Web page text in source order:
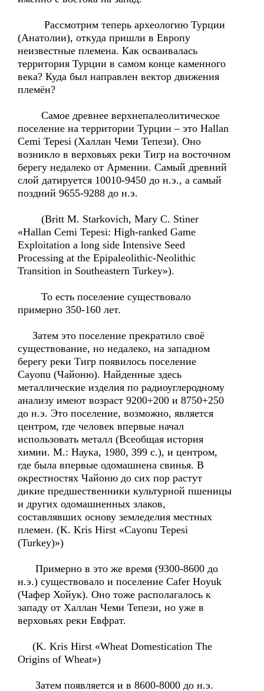
Рассмотрим теперь археологию Турции
(Анатолии), откуда пришли в Европу
неизвестные племена. Как осваивалась
территория Турции в самом конце каменного
века? Куда был направлен вектор движения
племён?
Самое древнее верхнепалеолитическое
поселение на территории Турции – это Hallan
Сemi Tepesi (Халлан Чеми Тепези). Оно
возникло в верховьях реки Тигр на восточном
берегу недалеко от Армении. Самый древний
слой датируется 10010-9450 до н.э., а самый
поздний 9655-9288 до н.э.
(Britt M. Starkovich, Mary C. Stiner
«Hallan Сemi Tepesi: High-ranked Game
Exploitation a long side Intensive Seed
Processing at the Epipaleolithic-Neolithic
Transition in Southeastern Turkey»).
То есть поселение существовало
примерно 350-160 лет.
Затем это поселение прекратило своё
существование, но недалеко, на западном
берегу реки Тигр появилось поселение
Сayоnu (Чайоню). Найденные здесь
металлические изделия по радиоуглеродному
анализу имеют возраст 9200+200 и 8750+250
до н.э. Это поселение, возможно, является
центром, где человек впервые начал
использовать металл (Всеобщая история
химии. М.: Наука, 1980, 399 с.), и центром,
где была впервые одомашнена свинья. В
окрестностях Чайоню до сих пор растут
дикие предшественники культурной пшеницы
и других одомашненных злаков,
составлявших основу земледелия местных
племен. (K. Kris Hirst «Cayonu Tepesi
(Turkey)»)
Примерно в это же время (9300-8600 до
н.э.) существовало и поселение Cafer Hoyuk
(Чафер Хойук). Оно тоже располагалось к
западу от Халлан Чеми Тепези, но уже в
верховьях реки Евфрат.
(K. Kris Hirst «Wheat Domestication The
Origins of Wheat»)
Затем появляется и в 8600-8000 до н.э.